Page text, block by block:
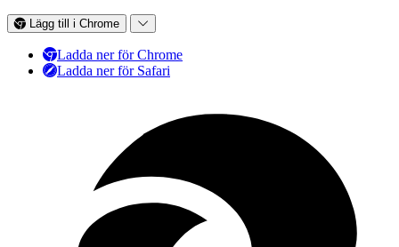
Lägg till i Chrome
Ladda ner för Chrome
Ladda ner för Safari